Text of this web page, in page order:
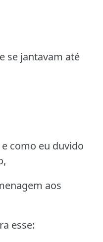
se jantavam até
como eu duvido
aos
esse: